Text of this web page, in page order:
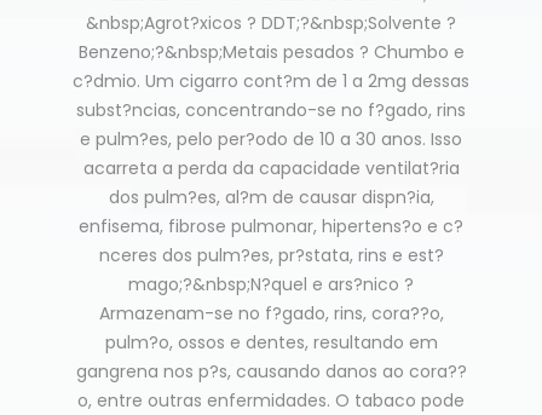
&nbsp;Agrot?xicos ? DDT;?&nbsp;Solvente ?
Benzeno;?&nbsp;Metais pesados ? Chumbo e
c?dmio. Um cigarro cont?m de 1 a 2mg dessas
subst?ncias, concentrando-se no f?gado, rins
e pulm?es, pelo per?odo de 10 a 30 anos. Isso
acarreta a perda da capacidade ventilat?ria
dos pulm?es, al?m de causar dispn?ia,
enfisema, fibrose pulmonar, hipertens?o e c?
nceres dos pulm?es, pr?stata, rins e est?
mago;?&nbsp;N?quel e ars?nico ?
Armazenam-se no f?gado, rins, cora??o,
pulm?o, ossos e dentes, resultando em
gangrena nos p?s, causando danos ao cora??
o, entre outras enfermidades. O tabaco pode